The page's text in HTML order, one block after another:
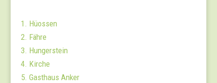
1. Hüossen
2. Fähre
3. Hungerstein
4. Kirche
5. Gasthaus Anker